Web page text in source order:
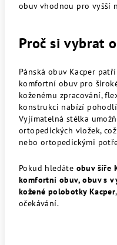
obuv vhodnou pro vyšší
Proč si vybrat
Pánská obuv Kacper
komfortní obuv pro
koženému zpracování,
konstrukci nabízí
Vyjímatelná stélka
ortopedických vložek,
nebo ortopedickými
Pokud hledáte obuv šíře
komfortní obuv, obuv s
kožené polobotky Kacper
očekávání.